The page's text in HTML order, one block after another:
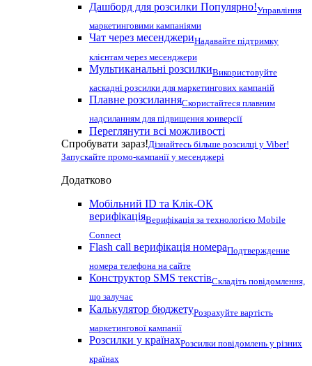
Дашборд для розсилки Популярно!Управління
маркетинговими кампаніями
Чат через месенджериНадавайте підтримку
клієнтам через месенджери
Мультиканальні розсилкиВикористовуйте
каскадні розсилки для маркетингових кампаній
Плавне розсиланняСкористайтеся плавним
надсиланням для підвищення конверсії
Переглянути всі можливості
Спробувати зараз!Дізнайтесь більше розсилці у Viber!
Запускайте промо-кампанії у месенджері
Додатково
Мобільний ID та Клік-ОК
верифікаціяВерифікація за технологією Mobile
Connect
Flash call верифікація номераПодтверждение
номера телефона на сайте
Конструктор SMS текстівСкладіть повідомлення,
що залучає
Калькулятор бюджетуРозрахуйте вартість
маркетингової кампанії
Розсилки у країнахРозсилки повідомлень у різних
країнах